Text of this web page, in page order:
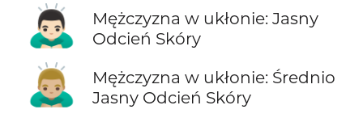
🙇🏻‍♂️
Mężczyzna w ukłonie: Jasny
Odcień Skóry
🙇🏼‍♂️
Mężczyzna w ukłonie: Średnio
Jasny Odcień Skóry